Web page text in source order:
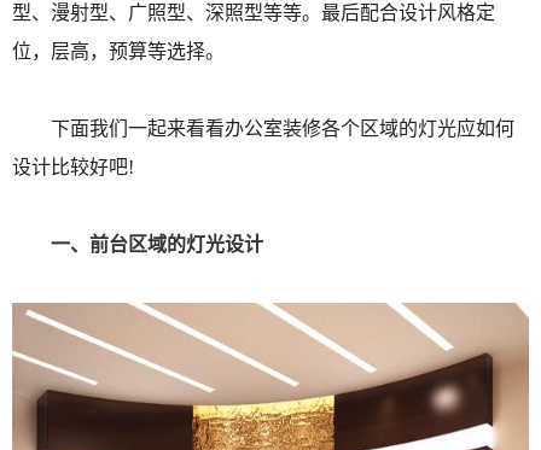
型、漫射型、广照型、深照型等等。最后配合设计风格定
位，层高，预算等选择。
下面我们一起来看看办公室装修各个区域的灯光应如何
设计比较好吧!
一、前台区域的灯光设计